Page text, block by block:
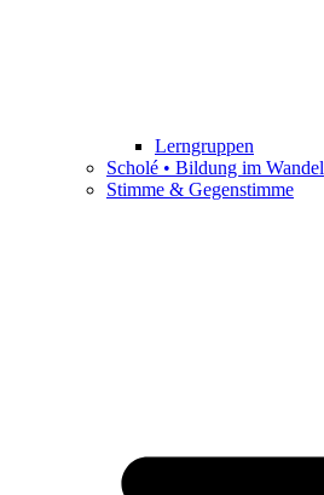
Lerngruppen
Scholé • Bildung im Wandel
Stimme & Gegenstimme